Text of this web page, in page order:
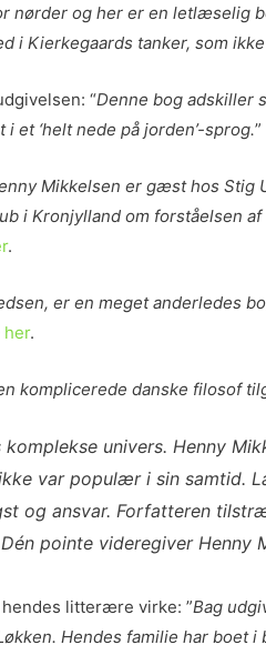
nørder og her er en letlæselig
Kierkegaards tanker, som
“Denne bog adskiller
‘helt nede på jorden’-sprog.”
Mikkelsen er gæst hos
i Kronjylland om forståelsen
.
er en meget anderledes
her.
komplicerede danske filosof
univers. Henny
var populær i sin samtid.
og ansvar. Forfatteren
pointe videregiver Henny
litterære virke: ”Bag
Hendes familie har boet i